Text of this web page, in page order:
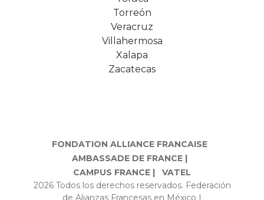
Torreón
Veracruz
Villahermosa
Xalapa
Zacatecas
FONDATION ALLIANCE FRANCAISE
AMBASSADE DE FRANCE |
CAMPUS FRANCE |
VATEL
2026 Todos los derechos reservados. Federación
de Alianzas Francesas en México |